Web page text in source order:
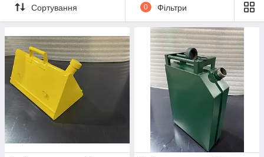
Сортування 0 Фільтри